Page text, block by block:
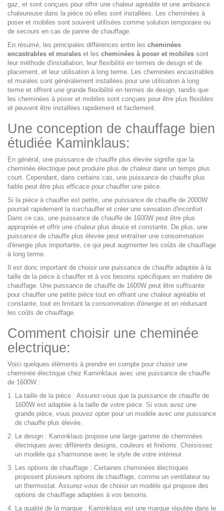
gaz, et sont conçues pour offrir une chaleur agréable et une ambiance
chaleureuse dans la pièce où elles sont installées. Les cheminées à
poser et mobiles sont souvent utilisées comme solution temporaire ou
de secours en cas de panne de chauffage.
En résumé, les principales différences entre les cheminées
encastrables et murales et les cheminées à poser et mobiles sont
leur méthode d'installation, leur flexibilité en termes de design et de
placement, et leur utilisation à long terme. Les cheminées encastrables
et murales sont généralement installées pour une utilisation à long
terme et offrent une grande flexibilité en termes de design, tandis que
les cheminées à poser et mobiles sont conçues pour être plus flexibles
et peuvent être installées rapidement et facilement.
Une conception de chauffage bien
étudiée Kaminklaus:
En général, une puissance de chauffe plus élevée signifie que la
cheminée électrique peut produire plus de chaleur dans un temps plus
court. Cependant, dans certains cas, une puissance de chauffe plus
faible peut être plus efficace pour chauffer une pièce.
Si la pièce à chauffer est petite, une puissance de chauffe de 2000W
pourrait rapidement la surchauffer et créer une sensation d'inconfort.
Dans ce cas, une puissance de chauffe de 1600W peut être plus
appropriée et offrir une chaleur plus douce et constante. De plus, une
puissance de chauffe plus élevée peut entraîner une consommation
d'énergie plus importante, ce qui peut augmenter les coûts de chauffage
à long terme.
Il est donc important de choisir une puissance de chauffe adaptée à la
taille de la pièce à chauffer et à vos besoins spécifiques en matière de
chauffage. Une puissance de chauffe de 1600W peut être suffisante
pour chauffer une petite pièce tout en offrant une chaleur agréable et
constante, tout en limitant la consommation d'énergie et en réduisant
les coûts de chauffage.
Comment choisir une cheminée
electrique:
Voici quelques éléments à prendre en compte pour choisir une
cheminée électrique chez Kaminklaus avec une puissance de chauffe
de 1600W :
La taille de la pièce : Assurez-vous que la puissance de chauffe de
1600W est adaptée à la taille de votre pièce. Si vous avez une
grande pièce, vous pouvez opter pour un modèle avec une puissance
de chauffe plus élevée.
Le design : Kaminklaus propose une large gamme de cheminées
électriques avec différents designs, couleurs et finitions. Choisissez
un modèle qui s'harmonise avec le style de votre intérieur.
Les options de chauffage : Certaines cheminées électriques
proposent plusieurs options de chauffage, comme un ventilateur ou
un thermostat. Assurez-vous de choisir un modèle qui propose des
options de chauffage adaptées à vos besoins.
La qualité de la marque : Kaminklaus est une marque réputée dans le